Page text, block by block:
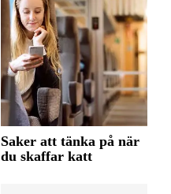
Saker att tänka på när
du skaffar katt